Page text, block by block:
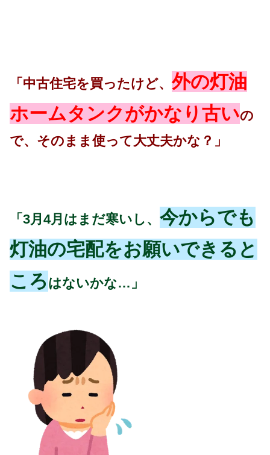
「中古住宅を買ったけど、外の灯油
ホームタンクがかなり古いの
で、そのまま使って大丈夫かな？」
「3月4月はまだ寒いし、 今からでも
灯油の宅配をお願いできると
ころ はないかな…」